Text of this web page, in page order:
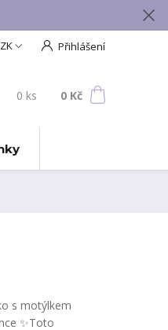
Přihlášení
0 ks 0 Kč
s motýlkem
✨Toto